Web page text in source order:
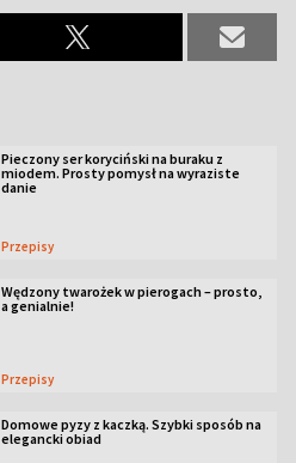
Pieczony ser koryciński na buraku z
miodem. Prosty pomysł na wyraziste
danie
Przepisy
Wędzony twarożek w pierogach – prosto,
a genialnie!
Przepisy
Domowe pyzy z kaczką. Szybki sposób na
elegancki obiad